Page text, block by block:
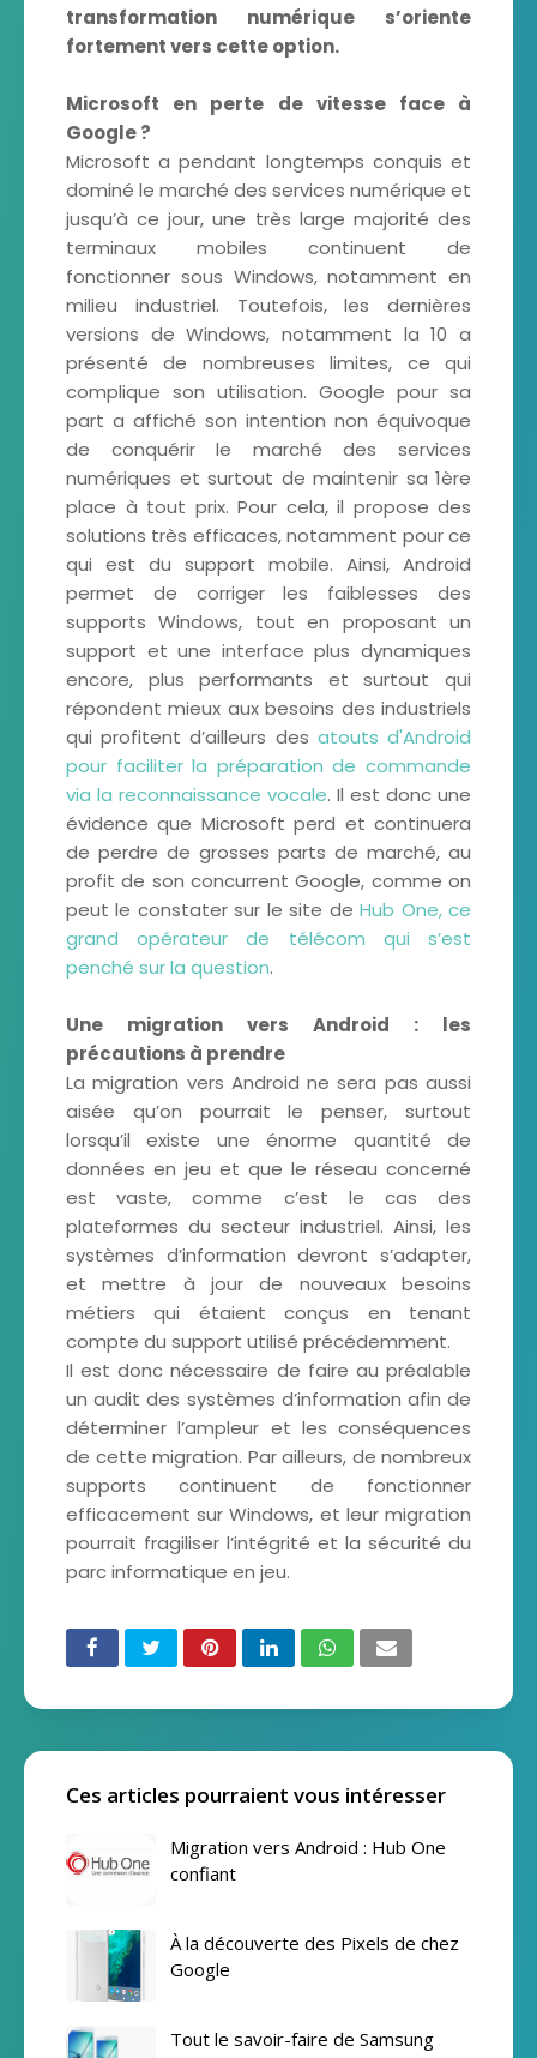
transformation numérique s’oriente
fortement vers cette option.
Microsoft en perte de vitesse face à
Google ?
Microsoft a pendant longtemps conquis et
dominé le marché des services numérique et
jusqu’à ce jour, une très large majorité des
terminaux mobiles continuent de
fonctionner sous Windows, notamment en
milieu industriel. Toutefois, les dernières
versions de Windows, notamment la 10 a
présenté de nombreuses limites, ce qui
complique son utilisation. Google pour sa
part a affiché son intention non équivoque
de conquérir le marché des services
numériques et surtout de maintenir sa 1ère
place à tout prix. Pour cela, il propose des
solutions très efficaces, notamment pour ce
qui est du support mobile. Ainsi, Android
permet de corriger les faiblesses des
supports Windows, tout en proposant un
support et une interface plus dynamiques
encore, plus performants et surtout qui
répondent mieux aux besoins des industriels
qui profitent d’ailleurs des atouts d'Android
pour faciliter la préparation de commande
via la reconnaissance vocale. Il est donc une
évidence que Microsoft perd et continuera
de perdre de grosses parts de marché, au
profit de son concurrent Google, comme on
peut le constater sur le site deHub One, ce
grand opérateur de télécom qui s’est
penché sur la question.
Une migration vers Android : les
précautions à prendre
La migration vers Android ne sera pas aussi
aisée qu’on pourrait le penser, surtout
lorsqu’il existe une énorme quantité de
données en jeu et que le réseau concerné
est vaste, comme c’est le cas des
plateformes du secteur industriel. Ainsi, les
systèmes d’information devront s’adapter,
et mettre à jour de nouveaux besoins
métiers qui étaient conçus en tenant
compte du support utilisé précédemment.
Il est donc nécessaire de faire au préalable
un audit des systèmes d’information afin de
déterminer l’ampleur et les conséquences
de cette migration. Par ailleurs, de nombreux
supports continuent de fonctionner
efficacement sur Windows, et leur migration
pourrait fragiliser l’intégrité et la sécurité du
parc informatique en jeu.
Ces articles pourraient vous intéresser
Migration vers Android : Hub One
confiant
À la découverte des Pixels de chez
Google
Tout le savoir-faire de Samsung